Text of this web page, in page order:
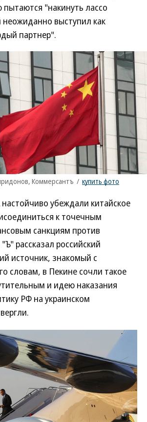
пытаются "накинуть лассо
неожиданно выступил как
партнер".
Коммерсантъ / купить фото
убеждали китайское
к точечным
санкциям против
рассказал российский
источник, знакомый с
словам, в Пекине сочли такое
и идею наказания
РФ на украинском